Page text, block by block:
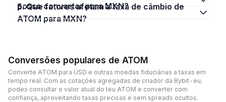
posso converter para MXN?
5. Que fatores afetam a taxa de câmbio de
ATOM para MXN?
Conversões populares de ATOM
Converte ATOM para USD e outras moedas fiduciárias a taxas em
tempo real. Com as cotações agregadas de criador da Bybit-eu,
podes consultar o valor atual do teu ATOM e converter com
confiança, aproveitando taxas precisas e sem spreads ocultos.